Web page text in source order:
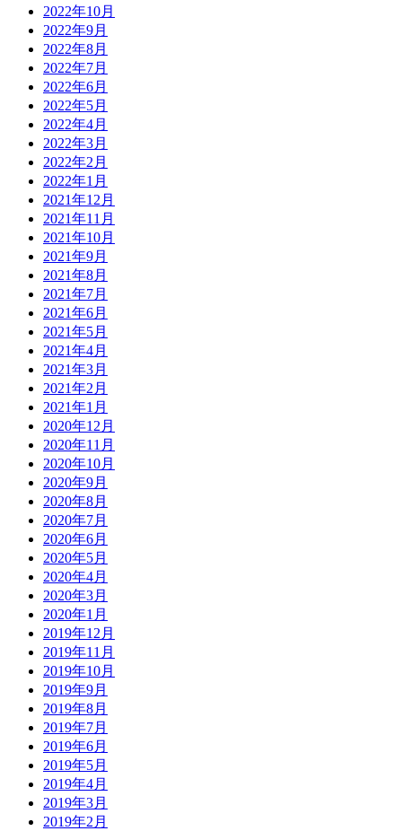
2022年10月
2022年9月
2022年8月
2022年7月
2022年6月
2022年5月
2022年4月
2022年3月
2022年2月
2022年1月
2021年12月
2021年11月
2021年10月
2021年9月
2021年8月
2021年7月
2021年6月
2021年5月
2021年4月
2021年3月
2021年2月
2021年1月
2020年12月
2020年11月
2020年10月
2020年9月
2020年8月
2020年7月
2020年6月
2020年5月
2020年4月
2020年3月
2020年1月
2019年12月
2019年11月
2019年10月
2019年9月
2019年8月
2019年7月
2019年6月
2019年5月
2019年4月
2019年3月
2019年2月